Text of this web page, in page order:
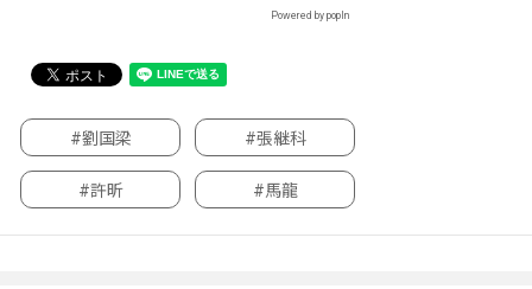
Powered by popIn
#劉国梁 #張継科
#許昕 #馬龍